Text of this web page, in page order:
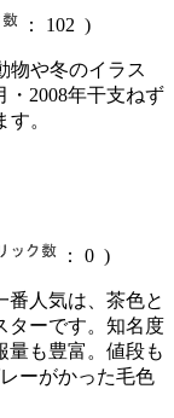
： 102 )
物や冬のイラス
・2008年干支ねず
。
： 0 )
番人気は、茶色と
ターです。知名度
量も豊富。値段も
ーがかった毛色